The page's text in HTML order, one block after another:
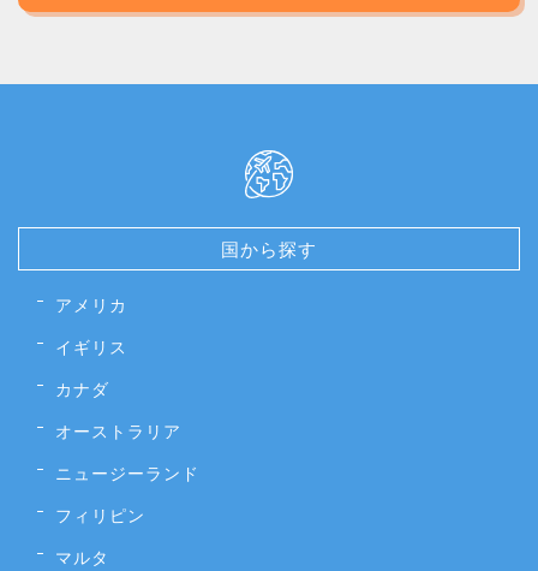
国から探す
アメリカ
イギリス
カナダ
オーストラリア
ニュージーランド
フィリピン
マルタ